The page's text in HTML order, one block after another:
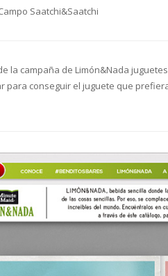
Saatchi&Saatchi
la campaña de Limón&Nada
para conseguir el juguete que